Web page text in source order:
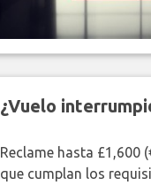
¿Vuelo
Reclame hasta £1,600
que cumplan los